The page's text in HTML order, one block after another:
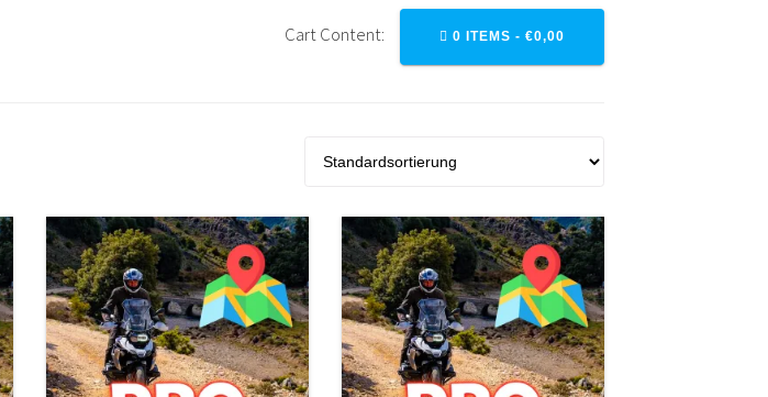
Cart Content: 0 ITEMS - €0,00